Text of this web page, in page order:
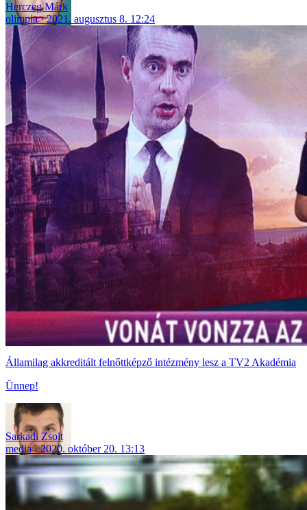
Herczeg Márk
olimpia
2021. augusztus 8. 12:24
Államilag akkreditált felnőttképző intézmény lesz a TV2 Akadémia
Ünnep!
Sarkadi Zsolt
media
2020. október 20. 13:13